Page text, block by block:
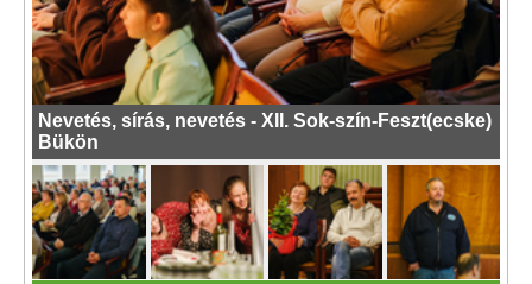
Nevetés, sírás, nevetés - XII. Sok-szín-Feszt(ecske)
Bükön